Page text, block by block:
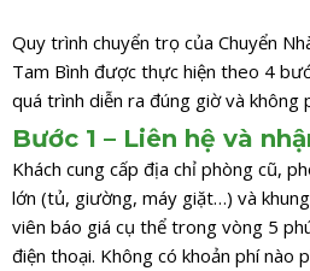
Quy trình chuyển trọ của Chuyển
Tam Bình được thực hiện theo 4
quá trình diễn ra đúng giờ và không
Bước 1 – Liên hệ và
Khách cung cấp địa chỉ phòng cũ,
lớn (tủ, giường, máy giặt…) và
viên báo giá cụ thể trong vòng 5
điện thoại. Không có khoản phí nào